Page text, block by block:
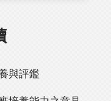
與評鑑